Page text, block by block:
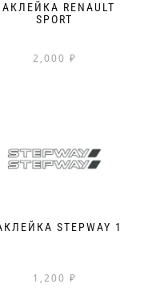
RENAULT
SPORT
2,000 ₽
STEPWAY 1
1,200 ₽